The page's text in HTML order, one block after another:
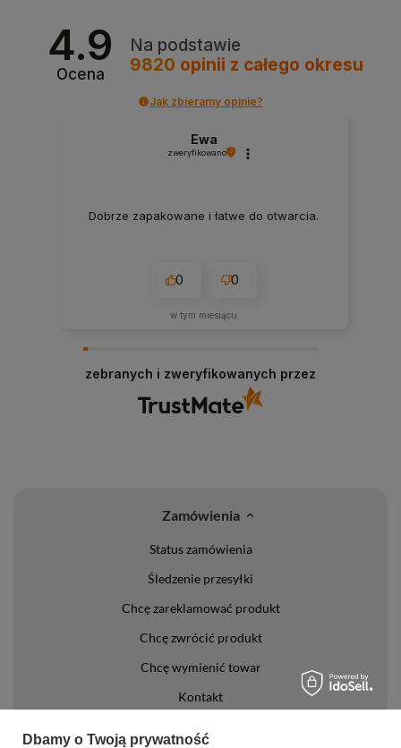
4.9
Ocena
Na podstawie
9820 opinii z całego okresu
Jak zbieramy opinie?
Ewa
zweryfikowano
Dobrze zapakowane i łatwe do otwarcia.
0 0
w tym miesiącu
zebranych i zweryfikowanych przez
Zamówienia
Status zamówienia
Śledzenie przesyłki
Chcę zareklamować produkt
Chcę zwrócić produkt
Chcę wymienić towar
Kontakt
Konto
Dbamy o Twoją prywatność